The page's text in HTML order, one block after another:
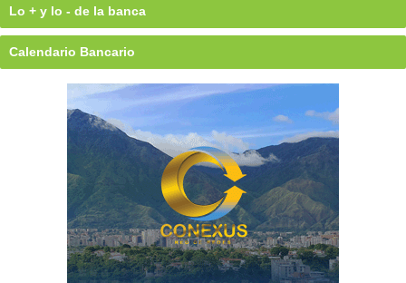
Lo + y lo - de la banca
Calendario Bancario